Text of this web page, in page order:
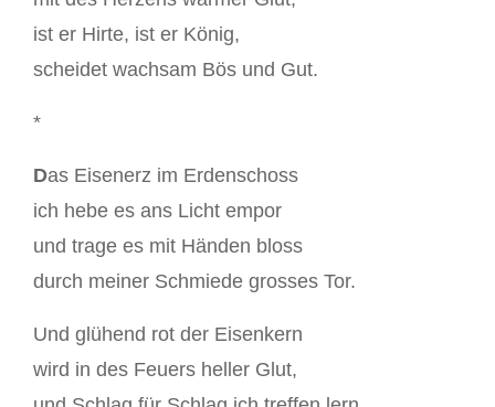
ist er Hirte, ist er König,
scheidet wachsam Bös und Gut.
*
Das Eisenerz im Erdenschoss
ich hebe es ans Licht empor
und trage es mit Händen bloss
durch meiner Schmiede grosses Tor.
Und glühend rot der Eisenkern
wird in des Feuers heller Glut,